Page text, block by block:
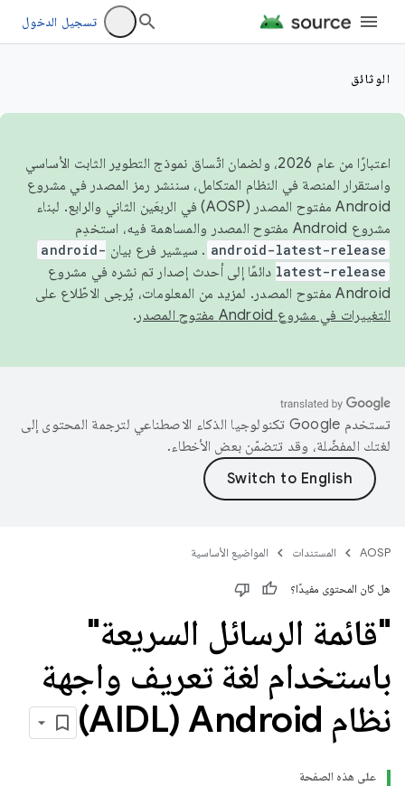
تسجيل الدخول
الوثائق
اعتبارًا من عام 2026، ولضمان اتّساق نموذج التطوير الثابت الأساسي
واستقرار المنصة في النظام المتكامل، سننشر رمز المصدر في مشروع
Android مفتوح المصدر (AOSP) في الربعَين الثاني والرابع. لبناء
مشروع Android مفتوح المصدر والمساهمة فيه، استخدِم
android-latest-release . سيشير فرع بيان android-
latest-release دائمًا إلى أحدث إصدار تم نشره في مشروع
Android مفتوح المصدر. لمزيد من المعلومات، يُرجى الاطّلاع على
التغييرات في مشروع Android مفتوح المصدر
.
تستخدم Google تكنولوجيا الذكاء الاصطناعي لترجمة المحتوى إلى
لغتك المفضّلة، وقد تتضمّن بعض الأخطاء.
AOSP المستندات المواضيع الأساسية
هل كان المحتوى مفيدًا؟
"قائمة الرسائل السريعة"
باستخدام لغة تعريف واجهة
نظام Android ‏(AIDL)
على هذه الصفحة